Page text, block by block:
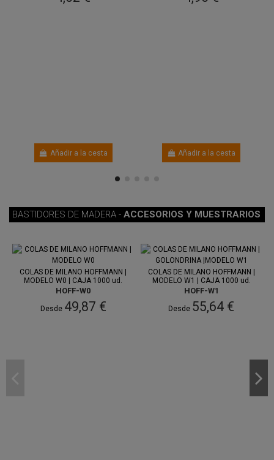
Añadir a la cesta Añadir a la cesta
BASTIDORES DE MADERA - ACCESORIOS Y MUESTRARIOS
Entre 12
ago.y 14 ago.
COLAS DE MILANO HOFFMANN |
MODELO W0 | CAJA 1000 ud.
HOFF-W0
Desde 49,87 €
Entre 11
ago.y 13 ago.
COLAS DE MILANO HOFFMANN |
MODELO W1 | CAJA 1000 ud.
HOFF-W1
Desde 55,64 €